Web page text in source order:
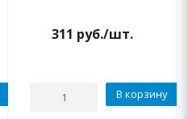
311 руб./шт.
В корзину